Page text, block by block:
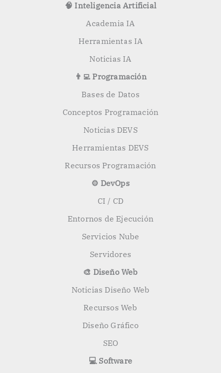
🧠 Inteligencia Artificial
Academia IA
Herramientas IA
Noticias IA
👨‍💻 Programación
Bases de Datos
Conceptos Programación
Noticias DEVS
Herramientas DEVS
Recursos Programación
⚙️ DevOps
CI / CD
Entornos de Ejecución
Servicios Nube
Servidores
🎨 Diseño Web
Noticias Diseño Web
Recursos Web
Diseño Gráfico
SEO
💻 Software